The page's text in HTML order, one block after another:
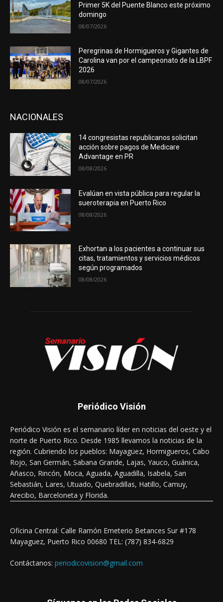
Primer 5K del Puente Blanco este próximo
domingo
08/07/2026
Peregrinas de Hormigueros y Gigantes de
Carolina van por el campeonato de la LBPF
2026
08/07/2026
NACIONALES
14 congresistas republicanos solicitan
acción sobre pagos de Medicare
Advantage en PR
08/08/2026
Evalúan en vista pública para regular la
sueroterapia en Puerto Rico
08/08/2026
Exhortan a los pacientes a continuar sus
citas, tratamientos y servicios médicos
según programados
08/08/2026
Periódico Visión
Periódico Visión es el semanario líder en noticias del oeste y el
norte de Puerto Rico. Desde 1985 llevamos la noticias de la
región. Cubriendo los pueblos: Mayagüez, Hormigueros, Cabo
Rojo, San Germán, Sabana Grande, Lajas, Yauco, Guánica,
Añasco, Rincón, Moca, Aguada, Aguadilla, Isabela, San
Sebastián, Lares, Utuado, Quebradillas, Hatillo, Camuy,
Arecibo, Barceloneta y Florida.
Oficina Central: Calle Ramón Emeterio Betances Sur #178
Mayaguez, Puerto Rico 00680 TEL: (787) 834-6829
Contáctanos: periodicovision@gmail.com